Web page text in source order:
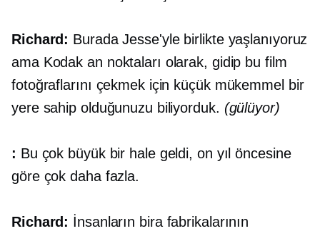
Richard: Burada Jesse'yle birlikte yaşlanıyoruz
ama Kodak an noktaları olarak, gidip bu film
fotoğraflarını çekmek için küçük mükemmel bir
yere sahip olduğunuzu biliyorduk. (gülüyor)
: Bu çok büyük bir hale geldi, on yıl öncesine
göre çok daha fazla.
Richard: İnsanların bira fabrikalarının